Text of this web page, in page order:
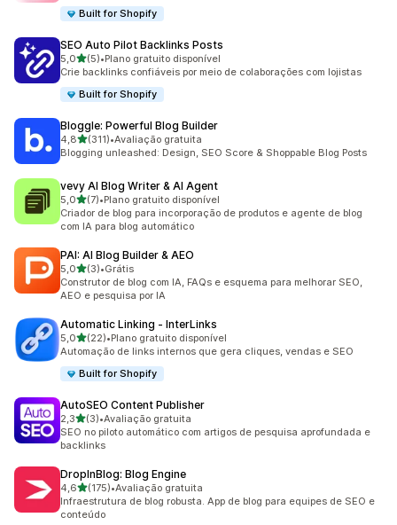
Built for Shopify
SEO Auto Pilot Backlinks Posts
5,0de 5 estrelas
(5)
5 avaliações ao todo
•Plano gratuito disponível
Crie backlinks confiáveis por meio de colaborações com lojistas
Built for Shopify
Bloggle: Powerful Blog Builder
4,8de 5 estrelas
(311)
311 avaliações ao todo
•Avaliação gratuita
Blogging unleashed: Design, SEO Score & Shoppable Blog Posts
vevy AI Blog Writer & AI Agent
5,0de 5 estrelas
(7)
7 avaliações ao todo
•Plano gratuito disponível
Criador de blog para incorporação de produtos e agente de blog
com IA para blog automático
PAI: AI Blog Builder & AEO
5,0de 5 estrelas
(3)
3 avaliações ao todo
•Grátis
Construtor de blog com IA, FAQs e esquema para melhorar SEO,
AEO e pesquisa por IA
Automatic Linking ‑ InterLinks
5,0de 5 estrelas
(22)
22 avaliações ao todo
•Plano gratuito disponível
Automação de links internos que gera cliques, vendas e SEO
Built for Shopify
AutoSEO Content Publisher
2,3de 5 estrelas
(3)
3 avaliações ao todo
•Avaliação gratuita
SEO no piloto automático com artigos de pesquisa aprofundada e
backlinks
DropInBlog: Blog Engine
4,6de 5 estrelas
(175)
175 avaliações ao todo
•Avaliação gratuita
Infraestrutura de blog robusta. App de blog para equipes de SEO e
conteúdo